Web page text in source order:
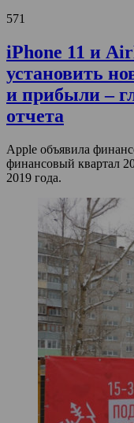
571
iPhone 11 и
установить
и прибыли –
отчета
Apple объявила
финансовый квартал
2019 года.